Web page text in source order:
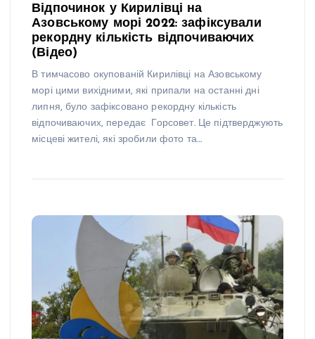
Відпочинок у Кирилівці на
Азовському морі 2022: зафіксували
рекордну кількість відпочиваючих
(Відео)
В тимчасово окупованій Кирилівці на Азовському
морі цими вихідними, які припали на останні дні
липня, було зафіксовано рекордну кількість
відпочиваючих, передає Горсовет. Це підтверджують
місцеві жителі, які зробили фото та…